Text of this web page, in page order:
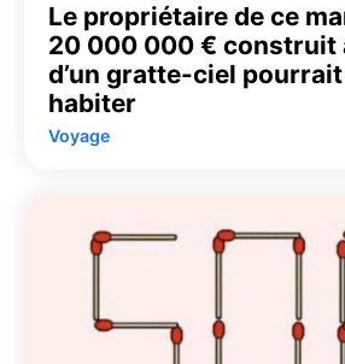
Le propriétaire de ce
20 000 000 € construit
d’un gratte-ciel
habiter
Voyage